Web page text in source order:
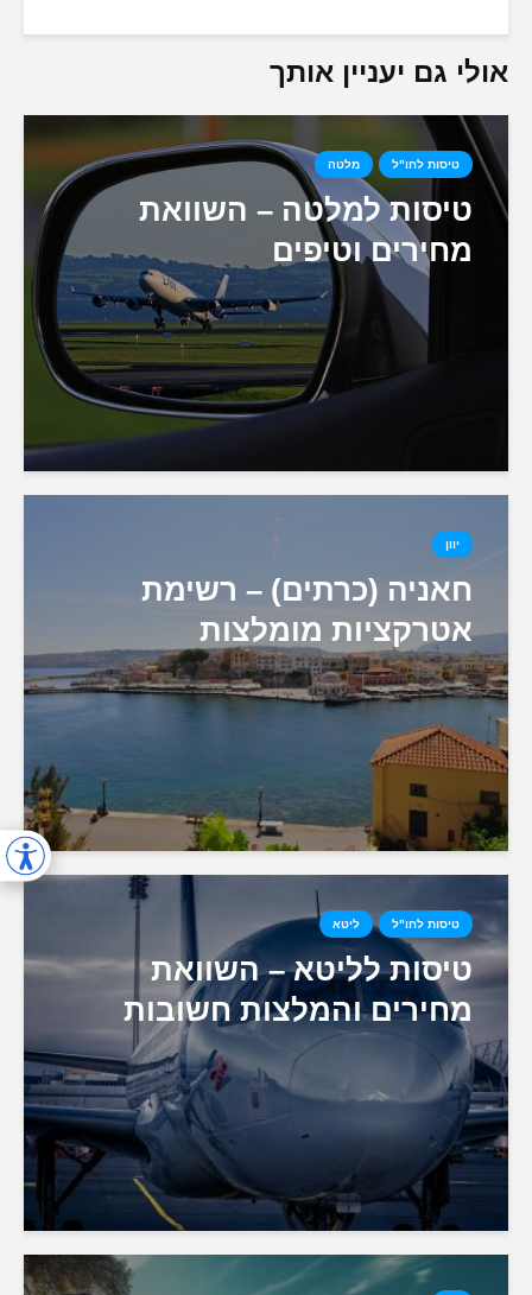
אולי גם יעניין אותך
טיסות לחו"ל מלטה
טיסות למלטה – השוואת
מחירים וטיפים
יוון
חאניה (כרתים) – רשימת
אטרקציות מומלצות
טיסות לחו"ל ליטא
טיסות לליטא – השוואת
מחירים והמלצות חשובות